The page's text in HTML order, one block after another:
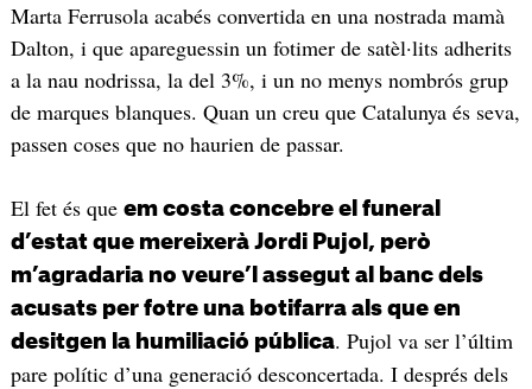
Marta Ferrusola acabés convertida en una nostrada mamà
Dalton, i que apareguessin un fotimer de satèl·lits adherits
a la nau nodrissa, la del 3%, i un no menys nombrós grup
de marques blanques. Quan un creu que Catalunya és seva,
passen coses que no haurien de passar.
El fet és que em costa concebre el funeral
d’estat que mereixerà Jordi Pujol, però
m’agradaria no veure’l assegut al banc dels
acusats per fotre una botifarra als que en
desitgen la humiliació pública. Pujol va ser l’últim
pare polític d’una generació desconcertada. I després dels